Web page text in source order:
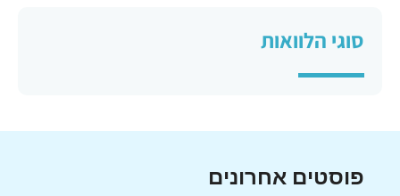
סוגי הלוואות
פוסטים אחרונים